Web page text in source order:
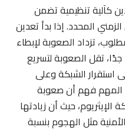
كآلية تنظيمية تضمن
المحدد. إذا بدأ تعدين
تزداد الصعوبة لإبطاء
تقل الصعوبة لتسريع
استقرار الشبكة وعلى
المهم فهم أن صعوبة
حيث أن زيادتها
مثل الهجوم بنسبة